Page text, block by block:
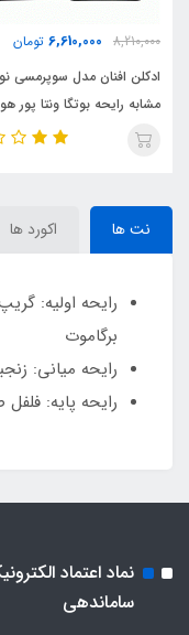
2,485,000
1,970,000
ادکلن فراگرنس ورد مدل
ابسولو رایحه کرید
نت ها اکورد ها
رایحه اولیه:
برگاموت
رایحه میانی:
رایحه پایه:
نماد اعتماد
ساماندهی